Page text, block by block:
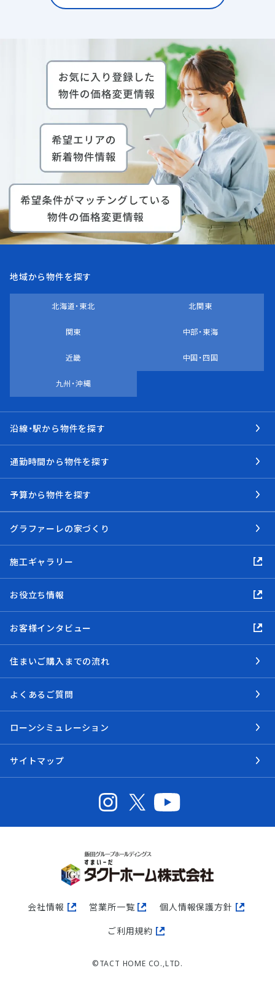
地域から物件を探す
北海道・東北 北関東
関東 中部・東海
近畿 中国・四国
九州・沖縄
沿線・駅から物件を探す
通勤時間から物件を探す
予算から物件を探す
グラファーレの家づくり
施工ギャラリー
お役立ち情報
お客様インタビュー
住まいご購入までの流れ
よくあるご質問
ローンシミュレーション
サイトマップ
会社情報 営業所一覧 個人情報保護方針
ご利用規約
©TACT HOME CO.,LTD.